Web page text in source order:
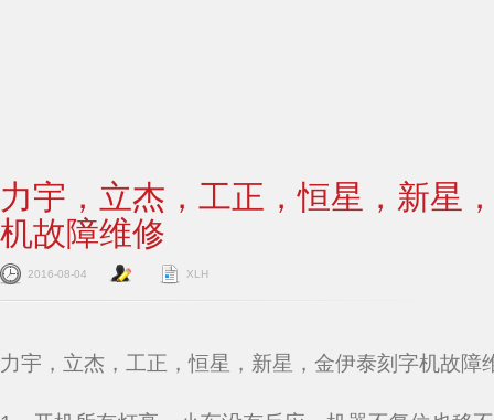
力宇，立杰，工正，恒星，新星
机故障维修
2016-08-04 XLH
力宇，立杰，工正，恒星，新星，金伊泰刻字机故障